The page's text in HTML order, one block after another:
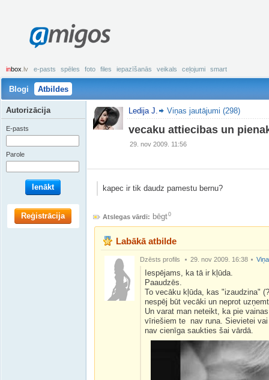
amigos
inbox .lv e-pasts spēles foto files iepazīšanās veikals ceļojumi smart
Blogi Atbildes
Ledija J. Viņas jautājumi (298)
vecaku attiecibas un
29. nov 2009. 11:56
kapec ir tik daudz pamestu bernu?
Atslegas vārdi: bēgt0
Labākā atbilde
Dzēsts profils 29. nov 2009. 16:38
Iespējams, ka tā ir kļūda.
Paaudzēs.
To vecāku kļūda, kas "izaudzina"
nespēj būt vecāki un neprot
Un varat man neteikt, ka pie
vīriešiem te nav runa. Sievietei
nav cienīga saukties šai vārdā.
Autorizācija
E-pasts
Parole
Ienākt
Reģistrācija